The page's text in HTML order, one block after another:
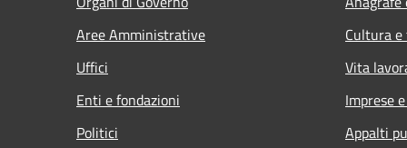
Aree Amministrative
Uffici
Enti e fondazioni
Politici
Cultura
Vita
Imprese
Appalti